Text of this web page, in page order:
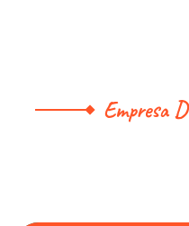
Empresa